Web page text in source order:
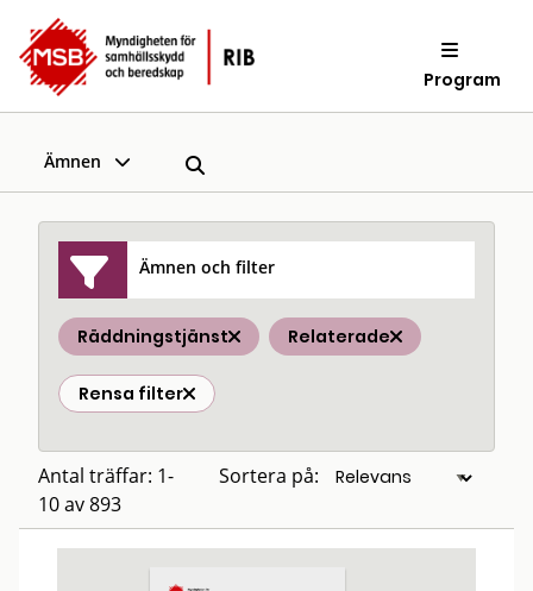
Program
Ämnen
Ämnen och filter
Räddningstjänst Relaterade
Rensa filter
Antal träffar: 1-
10 av 893
Sortera på: